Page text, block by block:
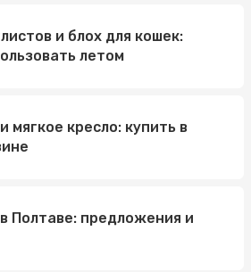
и блох для кошек:
летом
мягкое кресло: купить в
Полтаве: предложения и